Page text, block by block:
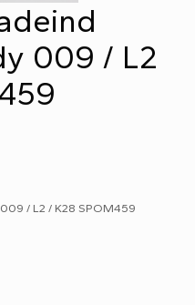
009 / L2
/ L2 / K28 SPOM459